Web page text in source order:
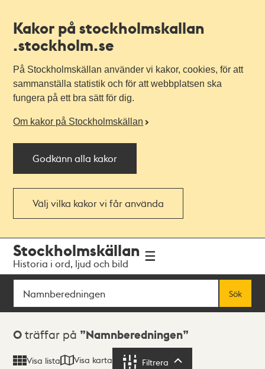
Kakor på stockholmskallan
.stockholm.se
På Stockholmskällan använder vi kakor, cookies, för att
sammanställa statistik och för att webbplatsen ska
fungera på ett bra sätt för dig.
Om kakor på Stockholmskällan
Godkänn alla kakor
Välj vilka kakor vi får använda
navigationen
huvudinnehållet
Stockholmskällan
Historia i ord, ljud och bild
Sök
Sök
Sökresultat
0 träffar på Namnberedningen
Visa lista Visa karta Filtrera